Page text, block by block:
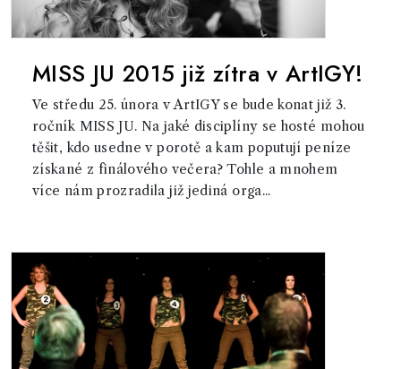
MISS JU 2015 již zítra v ArtIGY!
Ve středu 25. února v ArtIGY se bude konat již 3.
ročník MISS JU. Na jaké disciplíny se hosté mohou
těšit, kdo usedne v porotě a kam poputují peníze
získané z finálového večera? Tohle a mnohem
více nám prozradila již jediná orga...